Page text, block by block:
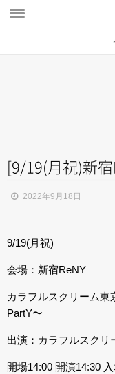
MOVIE
AUDITION
FAN CLUB
[9/19(月祝)新宿
2022年9月18日
9/19(月祝)
会場：新宿ReNY
カラフルスクリーム東
PartY〜
出演：カラフルスクリ
開場14:00 開演14:30